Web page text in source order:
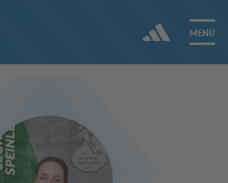
MENÜ